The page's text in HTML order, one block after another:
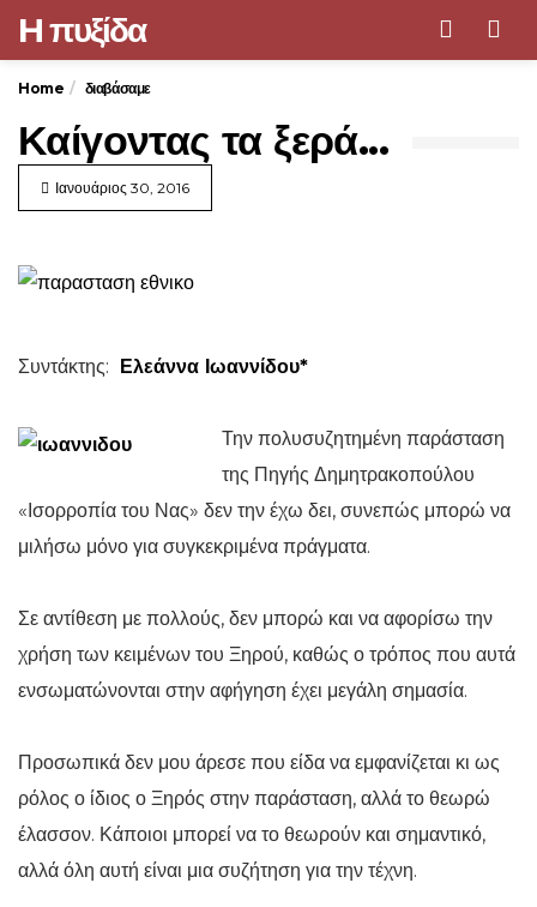
H πυξίδα
Home διαβάσαμε
Καίγοντας τα ξερά...
Ιανουάριος 30, 2016
Συντάκτης: Ελεάννα Ιωαννίδου*
Την πολυσυζητημένη παράσταση
της Πηγής Δημητρακοπούλου
«Ισορροπία του Νας» δεν την έχω δει, συνεπώς μπορώ να
μιλήσω μόνο για συγκεκριμένα πράγματα.
Σε αντίθεση με πολλούς, δεν μπορώ και να αφορίσω την
χρήση των κειμένων του Ξηρού, καθώς ο τρόπος που αυτά
ενσωματώνονται στην αφήγηση έχει μεγάλη σημασία.
Προσωπικά δεν μου άρεσε που είδα να εμφανίζεται κι ως
ρόλος ο ίδιος ο Ξηρός στην παράσταση, αλλά το θεωρώ
έλασσον. Κάποιοι μπορεί να το θεωρούν και σημαντικό,
αλλά όλη αυτή είναι μια συζήτηση για την τέχνη.